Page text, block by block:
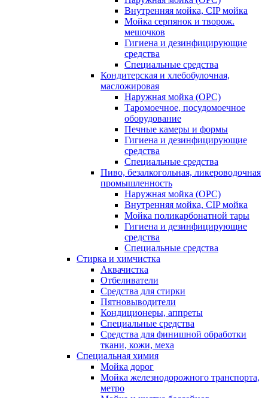
Внутренняя мойка, CIP мойка
Мойка серпянок и творож.
мешочков
Гигиена и дезинфицирующие
средства
Специальные средства
Кондитерская и хлебобулочная,
масложировая
Наружная мойка (ОРС)
Таромоечное, посудомоечное
оборудование
Печные камеры и формы
Гигиена и дезинфицирующие
средства
Специальные средства
Пиво, безалкогольная, ликероводочная
промышленность
Наружная мойка (ОРС)
Внутренняя мойка, CIP мойка
Мойка поликарбонатной тары
Гигиена и дезинфицирующие
средства
Специальные средства
Стирка и химчистка
Аквачистка
Отбеливатели
Средства для стирки
Пятновыводители
Кондиционеры, аппреты
Специальные средства
Средства для финишной обработки
ткани, кожи, меха
Специальная химия
Мойка дорог
Мойка железнодорожного транспорта,
метро